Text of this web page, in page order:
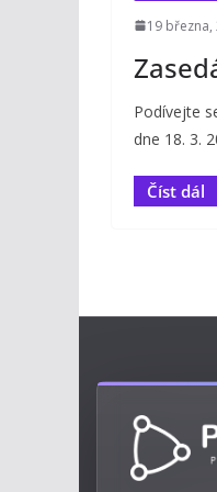
19 března,
Podívejte
dne 18. 3.